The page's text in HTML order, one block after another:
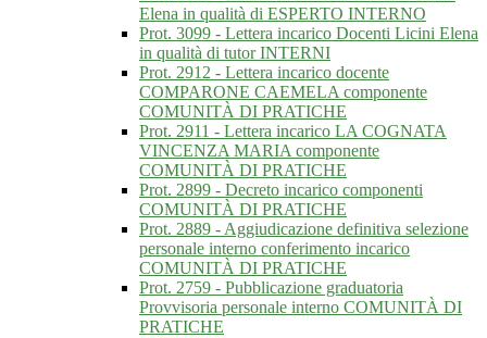
Elena in qualità di ESPERTO INTERNO
Prot. 3099 - Lettera incarico Docenti Licini Elena
in qualità di tutor INTERNI
Prot. 2912 - Lettera incarico docente
COMPARONE CAEMELA componente
COMUNITÀ DI PRATICHE
Prot. 2911 - Lettera incarico LA COGNATA
VINCENZA MARIA componente
COMUNITÀ DI PRATICHE
Prot. 2899 - Decreto incarico componenti
COMUNITÀ DI PRATICHE
Prot. 2889 - Aggiudicazione definitiva selezione
personale interno conferimento incarico
COMUNITÀ DI PRATICHE
Prot. 2759 - Pubblicazione graduatoria
Provvisoria personale interno COMUNITÀ DI
PRATICHE